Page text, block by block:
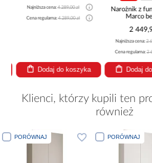
Najniższa cena:4 289,00 zł
Cena regularna:4 289,00 zł
Dodaj do koszyka
Narożnik z
Marco
2
Najniższa cena:2
Cena regularna:2
Dodaj
Klienci, którzy kupili ten
również
PORÓWNAJ PORÓWNAJ